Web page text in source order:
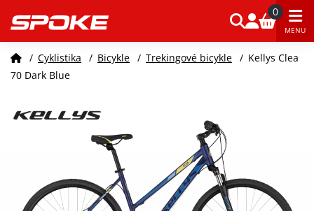
0
MENU
/ Cyklistika / Bicykle / Trekingové bicykle / Kellys Clea
70 Dark Blue